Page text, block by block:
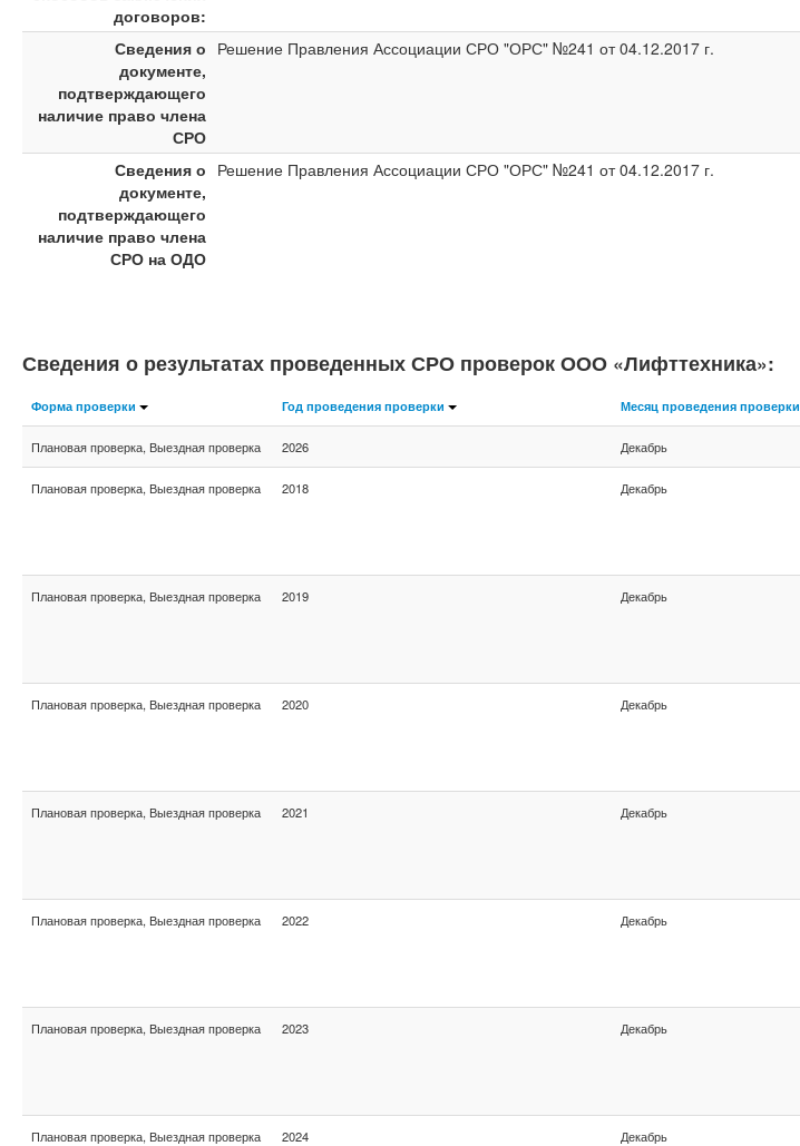
договоров:
Сведения о
документе,
подтверждающего
наличие право члена
СРО
Решение Правления Ассоциации СРО "ОРС" №241 от 04.12.2017 г.
Сведения о
документе,
подтверждающего
наличие право члена
СРО на ОДО
Решение Правления Ассоциации СРО "ОРС" №241 от 04.12.2017 г.
Сведения о результатах проведенных СРО проверок ООО «Лифттехника»:
Форма проверки Год проведения проверки Месяц проведения проверки
Плановая проверка, Выездная проверка 2026 Декабрь
Плановая проверка, Выездная проверка 2018 Декабрь
Плановая проверка, Выездная проверка 2019 Декабрь
Плановая проверка, Выездная проверка 2020 Декабрь
Плановая проверка, Выездная проверка 2021 Декабрь
Плановая проверка, Выездная проверка 2022 Декабрь
Плановая проверка, Выездная проверка 2023 Декабрь
Плановая проверка, Выездная проверка 2024 Декабрь